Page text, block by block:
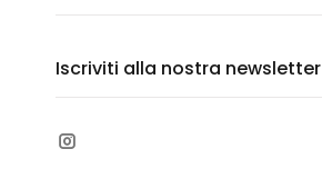
Iscriviti alla nostra newsletter